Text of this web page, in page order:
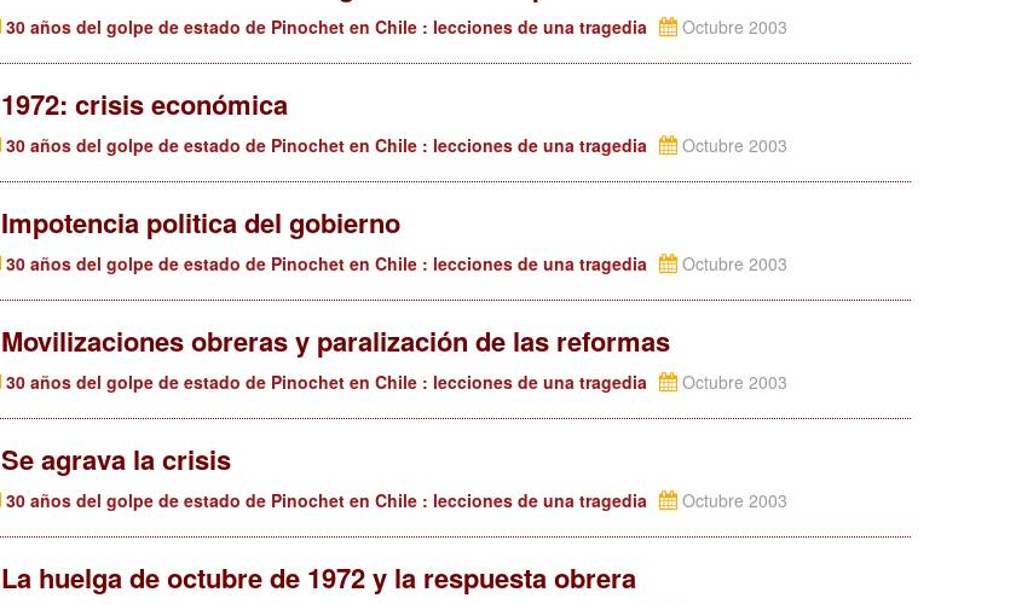
30 años del golpe de estado de Pinochet en Chile : lecciones de una tragedia Octubre 2003
1972: crisis económica
30 años del golpe de estado de Pinochet en Chile : lecciones de una tragedia Octubre 2003
Impotencia politica del gobierno
30 años del golpe de estado de Pinochet en Chile : lecciones de una tragedia Octubre 2003
Movilizaciones obreras y paralización de las reformas
30 años del golpe de estado de Pinochet en Chile : lecciones de una tragedia Octubre 2003
Se agrava la crisis
30 años del golpe de estado de Pinochet en Chile : lecciones de una tragedia Octubre 2003
La huelga de octubre de 1972 y la respuesta obrera